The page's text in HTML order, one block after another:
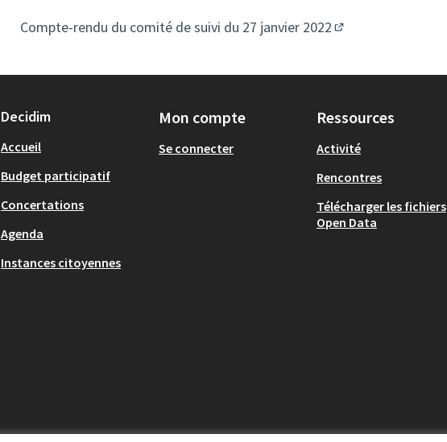
Compte-rendu du comité de suivi du 27 janvier 2022
Decidim
Accueil
Budget participatif
Concertations
Agenda
Instances citoyennes
Mon compte
Se connecter
Ressources
Activité
Rencontres
Télécharger les fichiers
Open Data